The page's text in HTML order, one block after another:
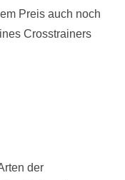
Preis auch noch
Crosstrainers
der